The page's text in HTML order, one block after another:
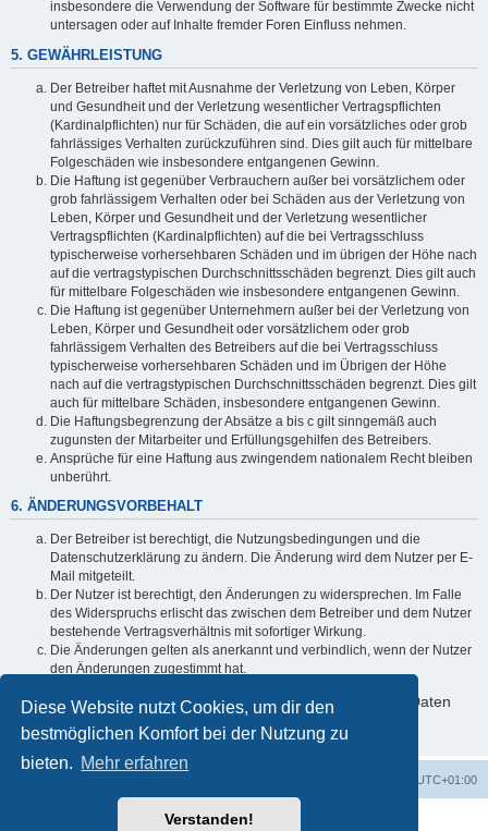
Diese Website nutzt Cookies, um dir den
bestmöglichen Komfort bei der Nutzung zu
bieten. Mehr erfahren
Verstanden!
insbesondere die Verwendung der Software für bestimmte Zwecke nicht
untersagen oder auf Inhalte fremder Foren Einfluss nehmen.
5. GEWÄHRLEISTUNG
Der Betreiber haftet mit Ausnahme der Verletzung von Leben, Körper
und Gesundheit und der Verletzung wesentlicher Vertragspflichten
(Kardinalpflichten) nur für Schäden, die auf ein vorsätzliches oder grob
fahrlässiges Verhalten zurückzuführen sind. Dies gilt auch für mittelbare
Folgeschäden wie insbesondere entgangenen Gewinn.
Die Haftung ist gegenüber Verbrauchern außer bei vorsätzlichem oder
grob fahrlässigem Verhalten oder bei Schäden aus der Verletzung von
Leben, Körper und Gesundheit und der Verletzung wesentlicher
Vertragspflichten (Kardinalpflichten) auf die bei Vertragsschluss
typischerweise vorhersehbaren Schäden und im übrigen der Höhe nach
auf die vertragstypischen Durchschnittsschäden begrenzt. Dies gilt auch
für mittelbare Folgeschäden wie insbesondere entgangenen Gewinn.
Die Haftung ist gegenüber Unternehmern außer bei der Verletzung von
Leben, Körper und Gesundheit oder vorsätzlichem oder grob
fahrlässigem Verhalten des Betreibers auf die bei Vertragsschluss
typischerweise vorhersehbaren Schäden und im Übrigen der Höhe
nach auf die vertragstypischen Durchschnittsschäden begrenzt. Dies gilt
auch für mittelbare Schäden, insbesondere entgangenen Gewinn.
Die Haftungsbegrenzung der Absätze a bis c gilt sinngemäß auch
zugunsten der Mitarbeiter und Erfüllungsgehilfen des Betreibers.
Ansprüche für eine Haftung aus zwingendem nationalem Recht bleiben
unberührt.
6. ÄNDERUNGSVORBEHALT
Der Betreiber ist berechtigt, die Nutzungsbedingungen und die
Datenschutzerklärung zu ändern. Die Änderung wird dem Nutzer per E-
Mail mitgeteilt.
Der Nutzer ist berechtigt, den Änderungen zu widersprechen. Im Falle
des Widerspruchs erlischt das zwischen dem Betreiber und dem Nutzer
bestehende Vertragsverhältnis mit sofortiger Wirkung.
Die Änderungen gelten als anerkannt und verbindlich, wenn der Nutzer
den Änderungen zugestimmt hat.
Informationen über den Umgang mit deinen persönlichen Daten
sind in der Datenschutzerklärung enthalten.
UTC+01:00
Powered byphpBB® Forum Software © phpBB Limited